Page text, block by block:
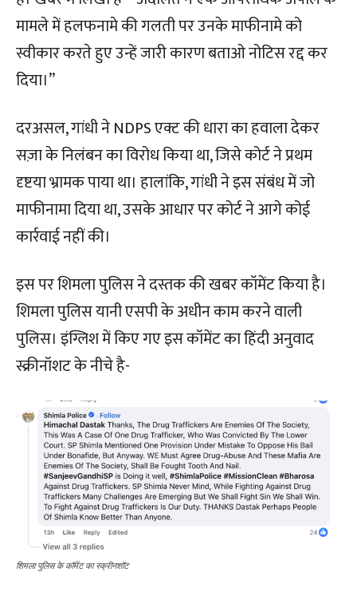
मामले में हलफनामे की गलती पर उनके माफीनामे को
स्वीकार करते हुए उन्हें जारी कारण बताओ नोटिस रद्द कर
दिया।”
दरअसल, गांधी ने NDPS एक्ट की धारा का हवाला देकर
सज़ा के निलंबन का विरोध किया था, जिसे कोर्ट ने प्रथम
दृष्टया भ्रामक पाया था। हालांकि, गांधी ने इस संबंध में जो
माफीनामा दिया था, उसके आधार पर कोर्ट ने आगे कोई
कार्रवाई नहीं की।
इस पर शिमला पुलिस ने दस्तक की खबर कॉमेंट किया है।
शिमला पुलिस यानी एसपी के अधीन काम करने वाली
पुलिस। इंग्लिश में किए गए इस कॉमेंट का हिंदी अनुवाद
स्क्रीनॉशट के नीचे है-
शिमला पुलिस के कॉमेंट का स्क्रीनशॉट